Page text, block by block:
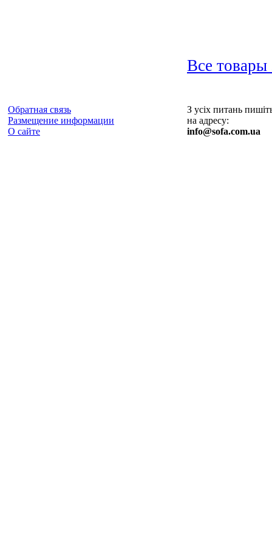
Все товары
Обратная связь
Размещение информации
О сайте
З усіх питань
на адресу:
info@sofa.com.ua